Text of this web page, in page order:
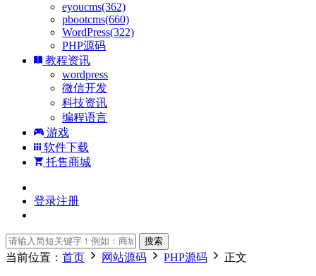
eyoucms(362)
pbootcms(660)
WordPress(322)
PHP源码
教程资讯
wordpress
微信开发
科技资讯
编程语言
游戏
软件下载
托售商城
登录注册
搜索
当前位置： 首页 网站源码 PHP源码 正文